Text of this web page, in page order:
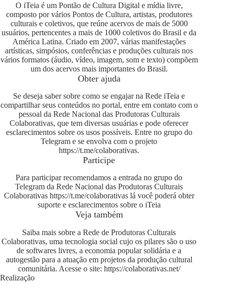
O iTeia é um Pontão de Cultura Digital e mídia livre,
composto por vários Pontos de Cultura, artistas, produtores
culturais e coletivos, que reúne acervos de mais de 5000
usuários, pertencentes a mais de 1000 coletivos do Brasil e da
América Latina. Criado em 2007, várias manifestações
artísticas, simpósios, conferências e produções culturais nos
vários formatos (áudio, vídeo, imagem, som e texto) compõem
um dos acervos mais importantes do Brasil.
Obter ajuda
Se deseja saber sobre como se engajar na Rede iTeia e
compartilhar seus conteúdos no portal, entre em contato com o
pessoal da Rede Nacional das Produtoras Culturais
Colaborativas, que tem diversas usuárias e pode oferecer
esclarecimentos sobre os usos possíveis. Entre no grupo do
Telegram e se envolva com o projeto
https://t.me/colaborativas.
Participe
Para participar recomendamos a entrada no grupo do
Telegram da Rede Nacional das Produtoras Culturais
Colaborativas https://t.me/colaborativaslá você poderá obter
suporte e esclarecimentos sobre o iTeia
Veja também
Saiba mais sobre a Rede de Produtoras Culturais
Colaborativas, uma tecnologia social cujo os pilares são o uso
de softwares livres, a economia popular solidária e a
autogestão para a atuação em projetos da produção cultural
comunitária. Acesse o site: https://colaborativas.net/
Realização